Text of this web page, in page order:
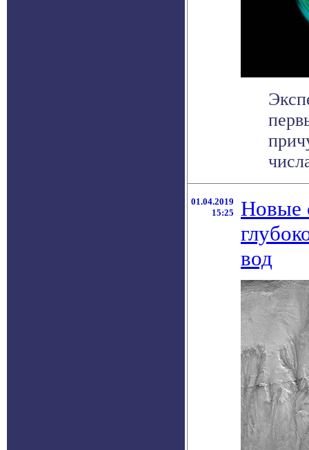
01.04.2019
15:25
Новые
вод